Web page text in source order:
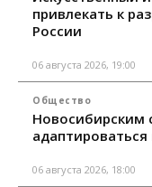
привлекать к
России
06 августа 2026, 19:00
Общество
Новосибирским
адаптироваться
06 августа 2026, 18:00